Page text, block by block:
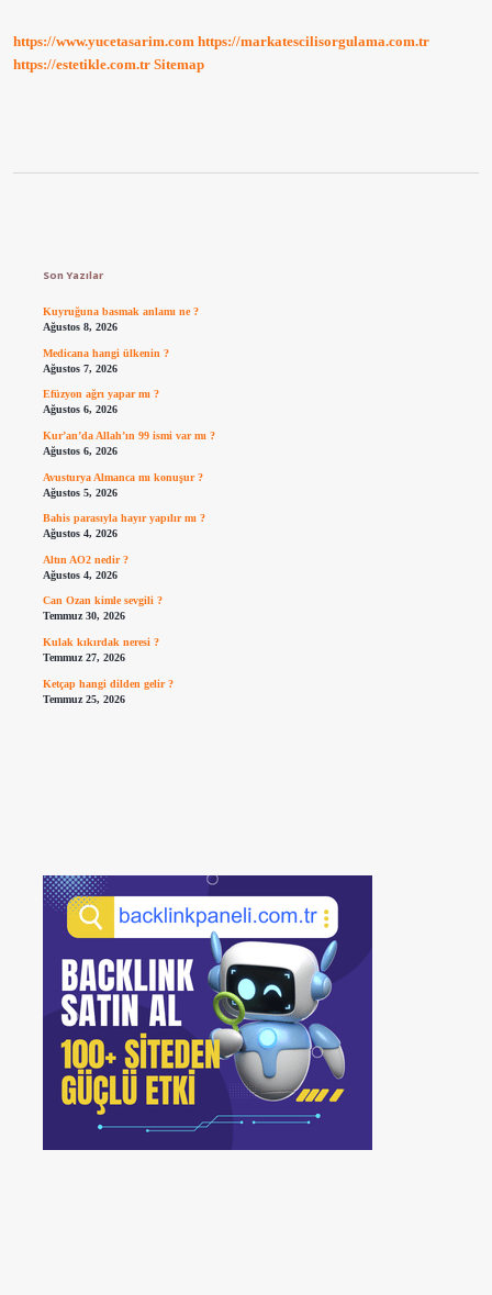
https://www.yucetasarim.com https://markatescilisorgulama.com.tr
https://estetikle.com.tr Sitemap
Son Yazılar
Kuyruğuna basmak anlamı ne ?
Ağustos 8, 2026
Medicana hangi ülkenin ?
Ağustos 7, 2026
Efüzyon ağrı yapar mı ?
Ağustos 6, 2026
Kur’an’da Allah’ın 99 ismi var mı ?
Ağustos 6, 2026
Avusturya Almanca mı konuşur ?
Ağustos 5, 2026
Bahis parasıyla hayır yapılır mı ?
Ağustos 4, 2026
Altın AO2 nedir ?
Ağustos 4, 2026
Can Ozan kimle sevgili ?
Temmuz 30, 2026
Kulak kıkırdak neresi ?
Temmuz 27, 2026
Ketçap hangi dilden gelir ?
Temmuz 25, 2026